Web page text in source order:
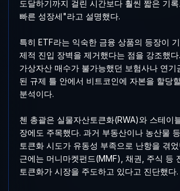
도달하기까지 걸린 시간보다 훨씬 짧은 기
빠른 성장세"라고 설명했다.
특히 ETF라는 익숙한 금융 상품의 등장이
제적 진입 장벽을 제거했다는 점을 강조했
가상자산 매수가 불가능했던 보험사나 연기
된 규제 틀 안에서 비트코인에 자본을 할당
분석이다.
첸 총괄은 실물자산토큰화(RWA)와 스테이
장에도 주목했다. 과거 부동산이나 농산물
토큰화 시도가 유동성 부족으로 난항을 겪
근에는 머니마켓펀드(MMF), 채권, 주식 등
토큰화가 시장을 주도하고 있다고 진단했다.